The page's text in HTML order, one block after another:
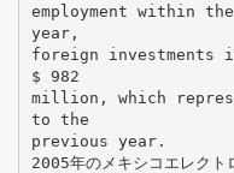
employment within
year,
foreign investments
$ 982
million, which
to the
previous year.
2005年のメキシコエレクト